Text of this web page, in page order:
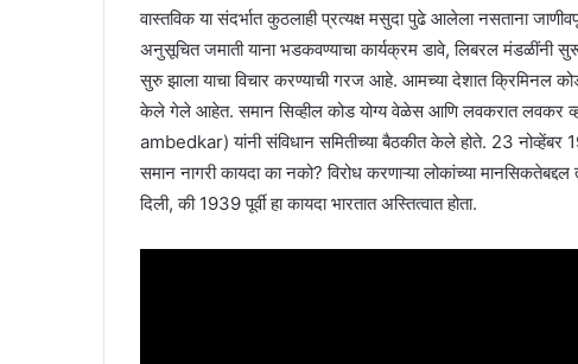
वास्तविक या संदर्भात कुठलाही प्रत्यक्ष मसुदा पुढे आलेला नसताना
अनुसूचित जमाती याना भडकवण्याचा कार्यक्रम डावे, लिबरल मंडळींनी
सुरु झाला याचा विचार करण्याची गरज आहे. आमच्या देशात क्रिमिनल
केले गेले आहेत. समान सिव्हील कोड योग्य वेळेस आणि लवकरात लवकर
ambedkar) यांनी संविधान समितीच्या बैठकीत केले होते. 23 नोव्हेंबर
समान नागरी कायदा का नको? विरोध करणाऱ्या लोकांच्या
दिली, की 1939 पूर्वी हा कायदा भारतात अस्तित्वात होता.